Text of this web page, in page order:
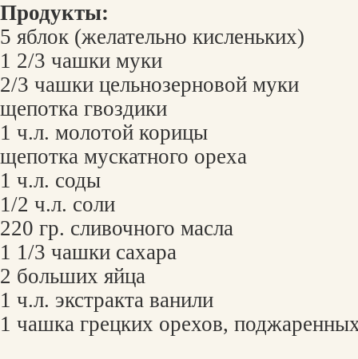
Продукты:
5 яблок (желательно кисленьких)
1 2/3 чашки муки
2/3 чашки цельнозерновой муки
щепотка гвоздики
1 ч.л. молотой корицы
щепотка мускатного ореха
1 ч.л. соды
1/2 ч.л. соли
220 гр. сливочного масла
1 1/3 чашки сахара
2 больших яйца
1 ч.л. экстракта ванили
1 чашка грецких орехов,